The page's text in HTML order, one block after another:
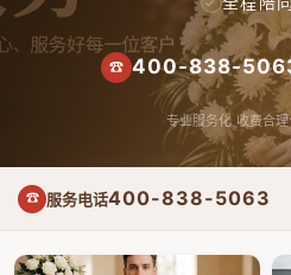
☎ 400-838-
专业服务化 收费合理
☎ 服务电话400-838-5063